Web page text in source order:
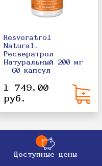
Resveratrol
Natural,
Ресвератрол
Натуральный 200 мг
- 60 капсул
1 749.00
руб.
Доступные цены